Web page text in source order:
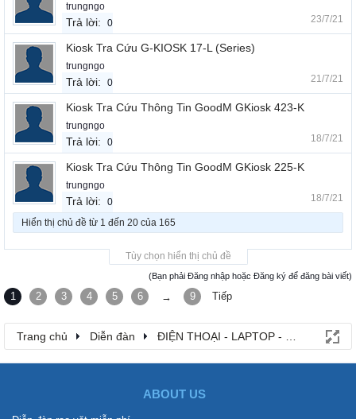
trungngo
Trả lời: 0 23/7/21
Kiosk Tra Cứu G-KIOSK 17-L (Series)
trungngo
Trả lời: 0 21/7/21
Kiosk Tra Cứu Thông Tin GoodM GKiosk 423-K
trungngo
Trả lời: 0 18/7/21
Kiosk Tra Cứu Thông Tin GoodM GKiosk 225-K
trungngo
Trả lời: 0 18/7/21
Hiển thị chủ đề từ 1 đến 20 của 165
Tùy chọn hiển thị chủ đề
(Bạn phải Đăng nhập hoặc Đăng ký để đăng bài viết)
1 2 3 4 5 6 → 9 Tiếp
Trang chủ Diễn đàn ĐIỆN THOẠI - LAPTOP - MÁY TÍNH
ABOUT US